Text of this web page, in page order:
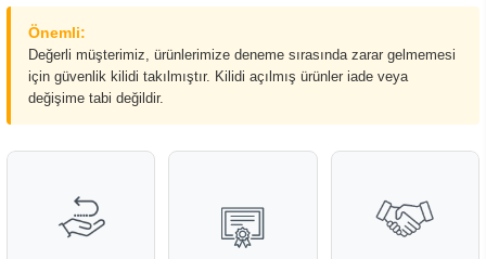
Önemli:
Değerli müşterimiz, ürünlerimize deneme sırasında zarar gelmemesi
için güvenlik kilidi takılmıştır. Kilidi açılmış ürünler iade veya
değişime tabi değildir.